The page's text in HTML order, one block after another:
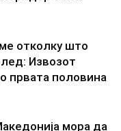
отколку што
Извозот
првата половина
мора да